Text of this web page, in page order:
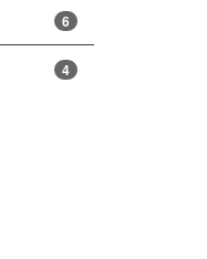
6
4